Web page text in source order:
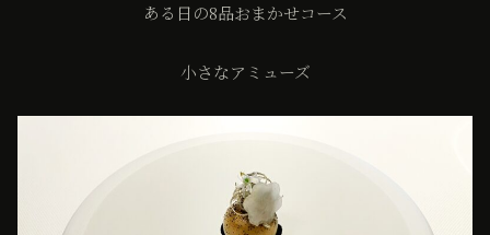
ある日の8品おまかせコース
小さなアミューズ